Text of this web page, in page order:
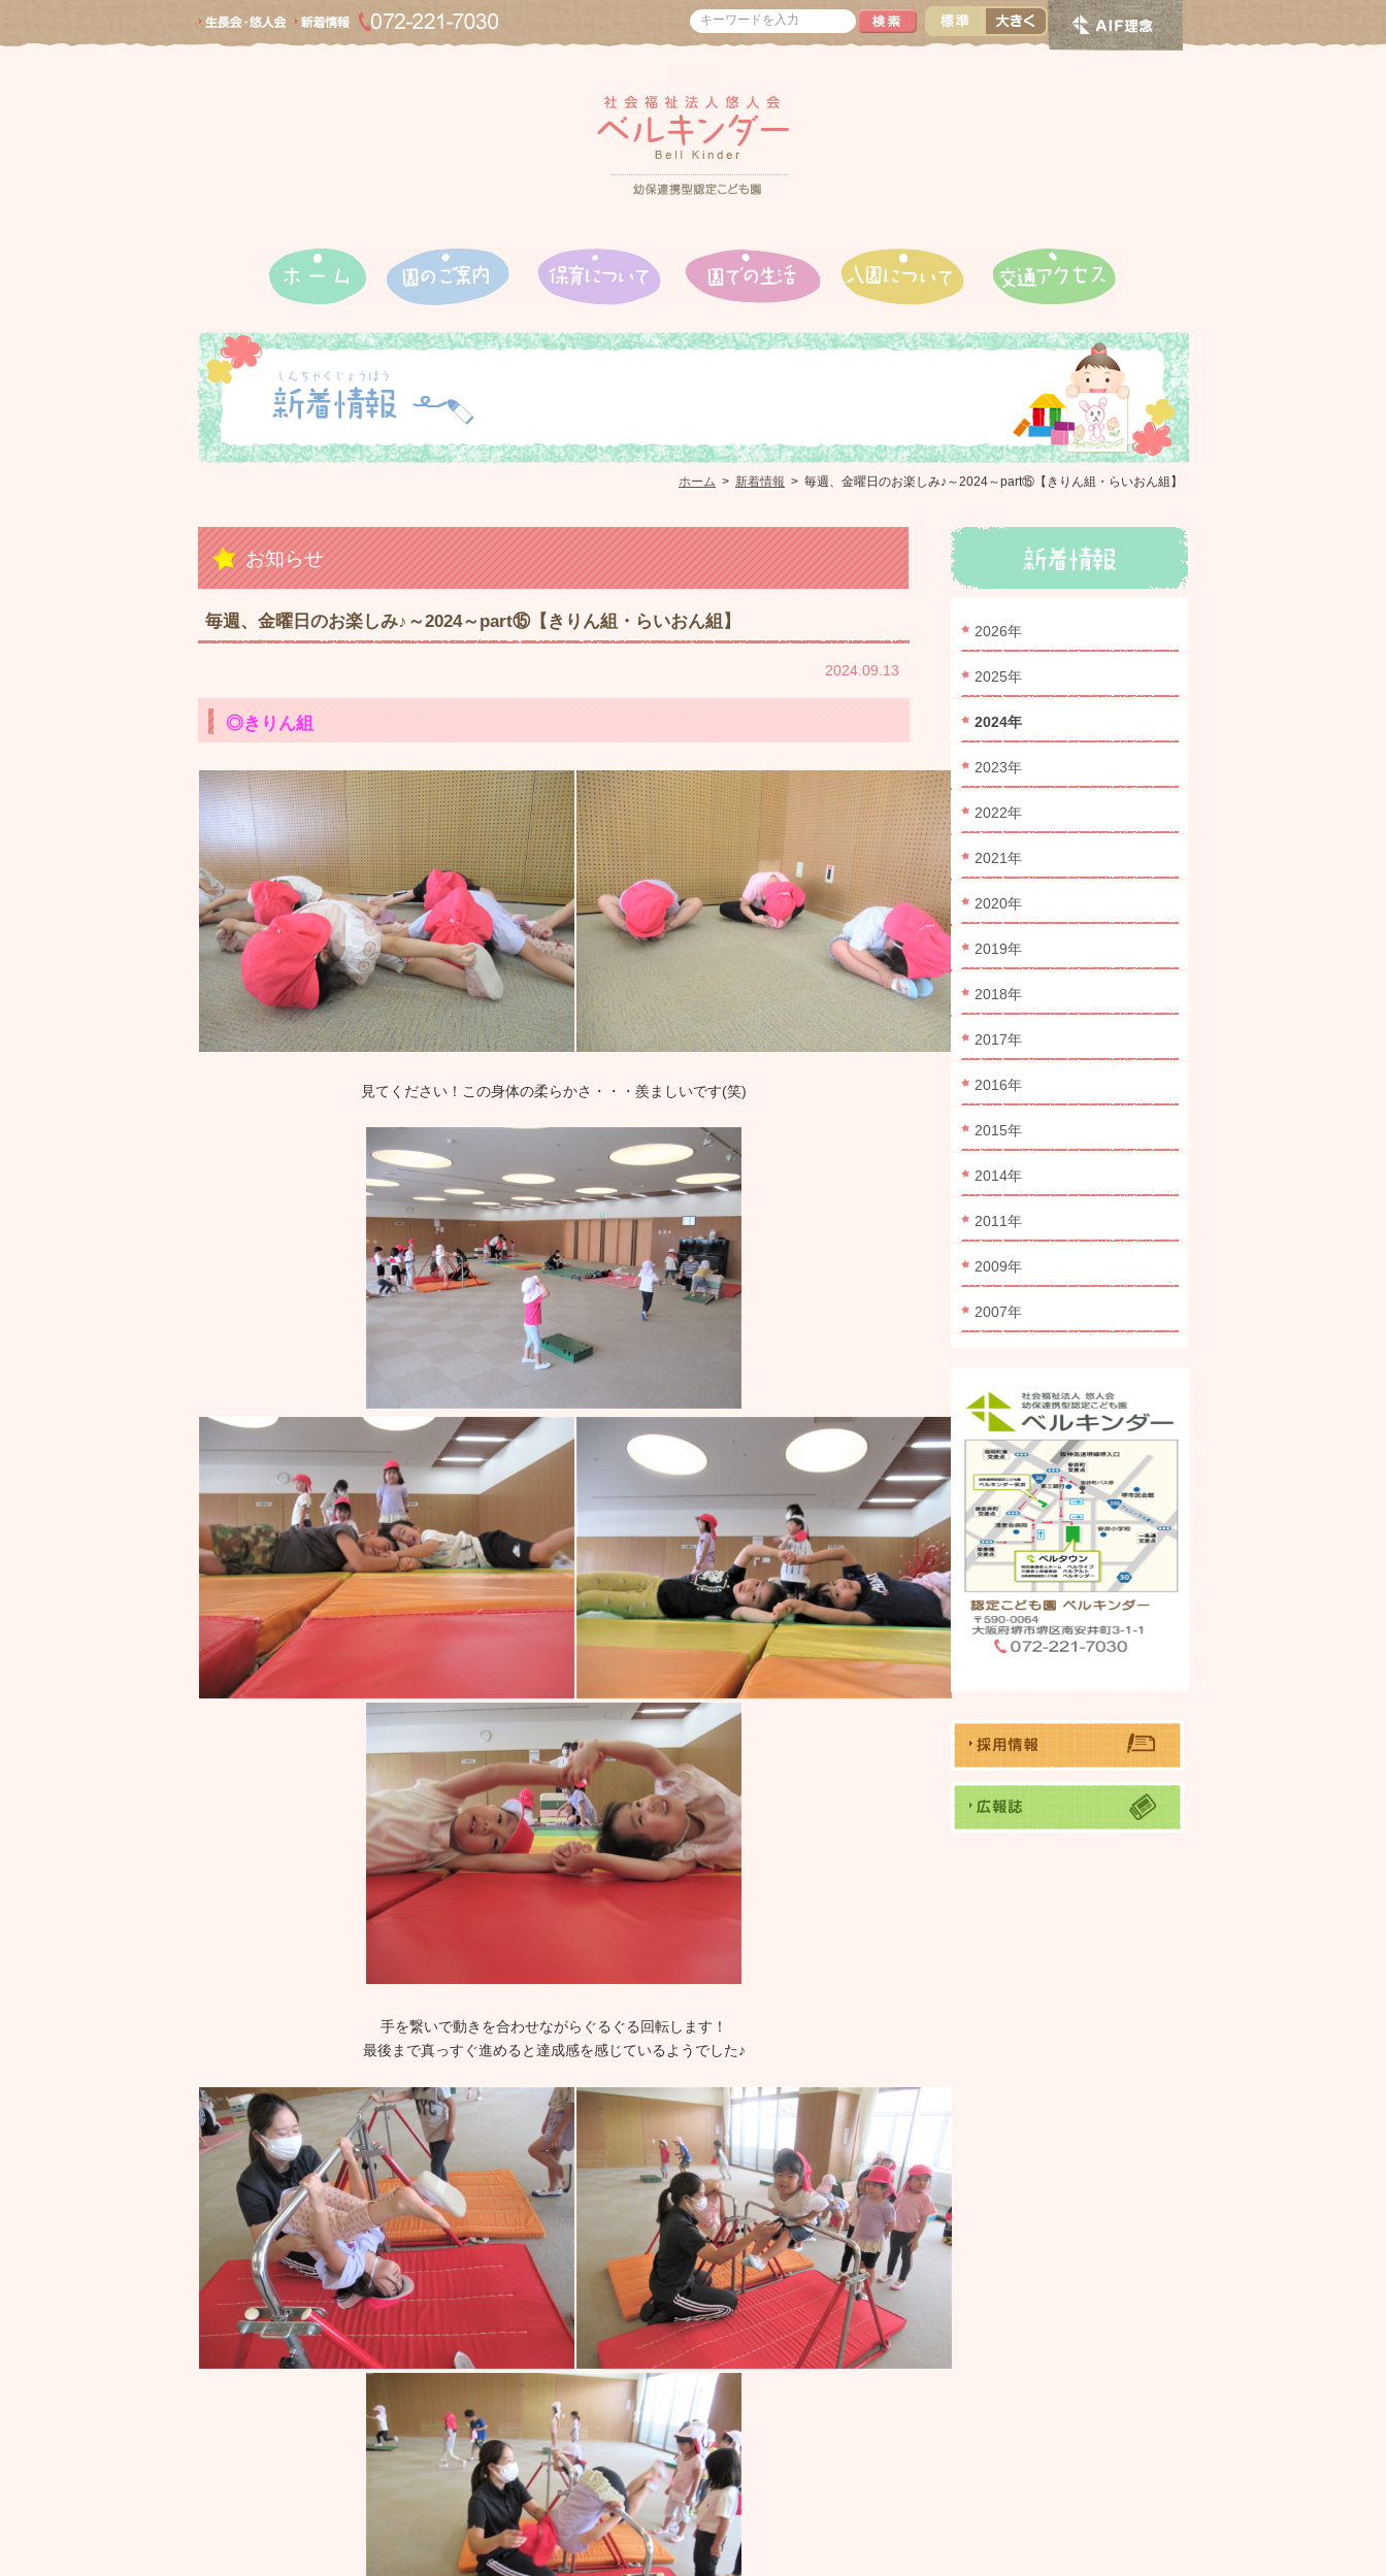
ホーム > 新着情報 > 毎週、金曜日のお楽しみ♪～2024～part⑮【きりん組・らいおん組】
お知らせ
毎週、金曜日のお楽しみ♪～2024～part⑮【きりん組・らいおん組】
2024.09.13
◎きりん組
見てください！この身体の柔らかさ・・・羨ましいです(笑)
手を繋いで動きを合わせながらぐるぐる回転します！
最後まで真っすぐ進めると達成感を感じているようでした♪
2026年
2025年
2024年
2023年
2022年
2021年
2020年
2019年
2018年
2017年
2016年
2015年
2014年
2011年
2009年
2007年